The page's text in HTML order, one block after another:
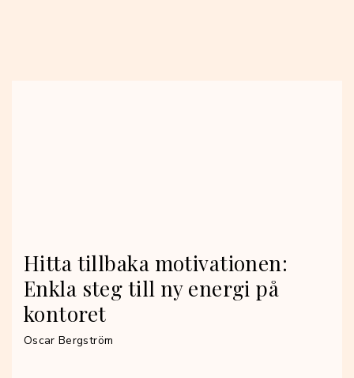
Hitta tillbaka motivationen:
Enkla steg till ny energi på
kontoret
Oscar Bergström